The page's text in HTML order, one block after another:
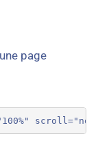
page